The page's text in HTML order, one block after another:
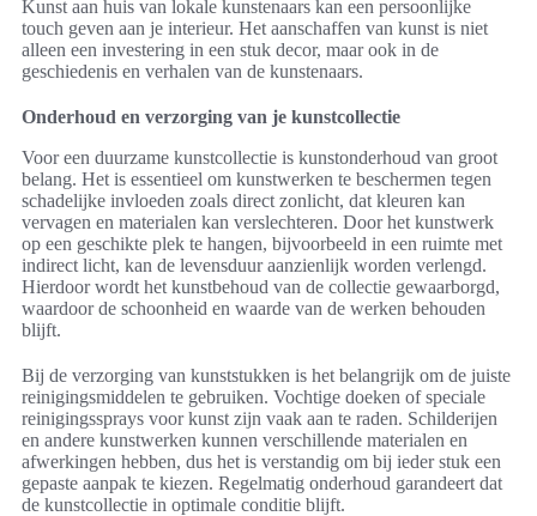
Kunst aan huis van lokale kunstenaars kan een persoonlijke
touch geven aan je interieur. Het aanschaffen van kunst is niet
alleen een investering in een stuk decor, maar ook in de
geschiedenis en verhalen van de kunstenaars.
Onderhoud en verzorging van je kunstcollectie
Voor een duurzame kunstcollectie is kunstonderhoud van groot
belang. Het is essentieel om kunstwerken te beschermen tegen
schadelijke invloeden zoals direct zonlicht, dat kleuren kan
vervagen en materialen kan verslechteren. Door het kunstwerk
op een geschikte plek te hangen, bijvoorbeeld in een ruimte met
indirect licht, kan de levensduur aanzienlijk worden verlengd.
Hierdoor wordt het kunstbehoud van de collectie gewaarborgd,
waardoor de schoonheid en waarde van de werken behouden
blijft.
Bij de verzorging van kunststukken is het belangrijk om de juiste
reinigingsmiddelen te gebruiken. Vochtige doeken of speciale
reinigingssprays voor kunst zijn vaak aan te raden. Schilderijen
en andere kunstwerken kunnen verschillende materialen en
afwerkingen hebben, dus het is verstandig om bij ieder stuk een
gepaste aanpak te kiezen. Regelmatig onderhoud garandeert dat
de kunstcollectie in optimale conditie blijft.